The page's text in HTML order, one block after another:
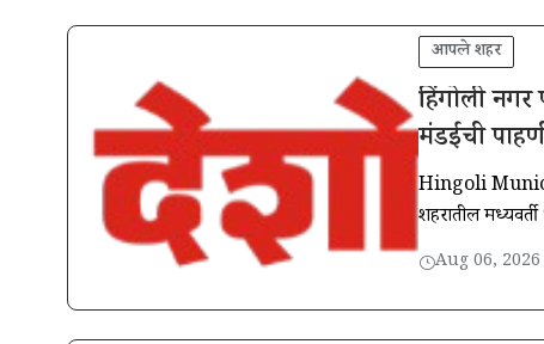
आपले शहर
हिंगोली
मंडईची
Hingoli
शहरातील
कचऱ्याच्या
Aug 06,